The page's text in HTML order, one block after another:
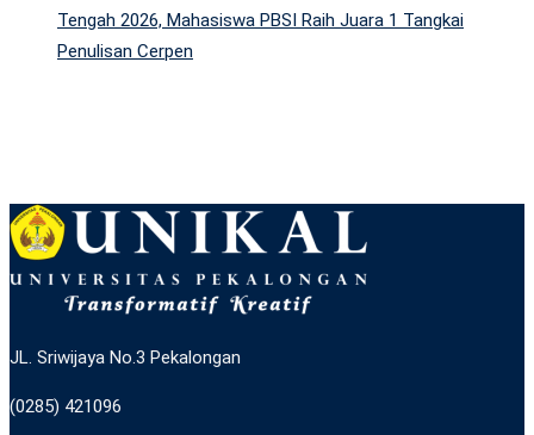
Tengah 2026, Mahasiswa PBSI Raih Juara 1 Tangkai
Penulisan Cerpen
JL. Sriwijaya No.3 Pekalongan
(0285) 421096